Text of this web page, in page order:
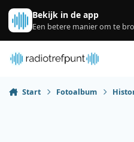
Spring naar bijdragen
Bekijk in de app
Een betere manier om te
Start Fotoalbum